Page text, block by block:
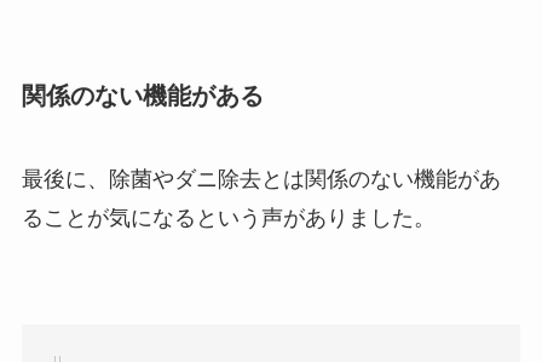
関係のない機能がある
最後に、除菌やダニ除去とは関係のない機能があ
ることが気になるという声がありました。